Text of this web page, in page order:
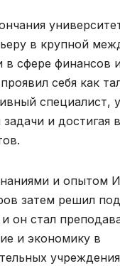
в крупной
в сфере финансов
себя как
специалист,
задачи и достигая
и опытом
затем решил
он стал
и экономику в